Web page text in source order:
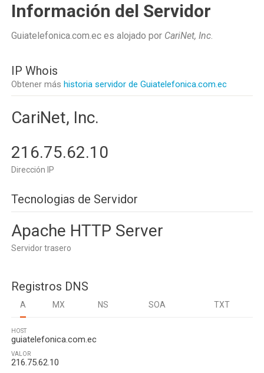
Información del Servidor
Guiatelefonica.com.ec es alojado por CariNet, Inc.
IP Whois
Obtener más historia servidor de Guiatelefonica.com.ec
CariNet, Inc.
216.75.62.10
Dirección IP
Tecnologias de Servidor
Apache HTTP Server
Servidor trasero
Registros DNS
A MX NS SOA TXT
HOST
guiatelefonica.com.ec
VALOR
216.75.62.10